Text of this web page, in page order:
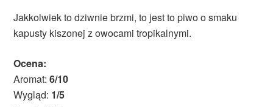
Jakkolwiek to dziwnie brzmi, to jest to piwo o smaku
kapusty kiszonej z owocami tropikalnymi.
Ocena:
Aromat:6/10
Wygląd: 1/5